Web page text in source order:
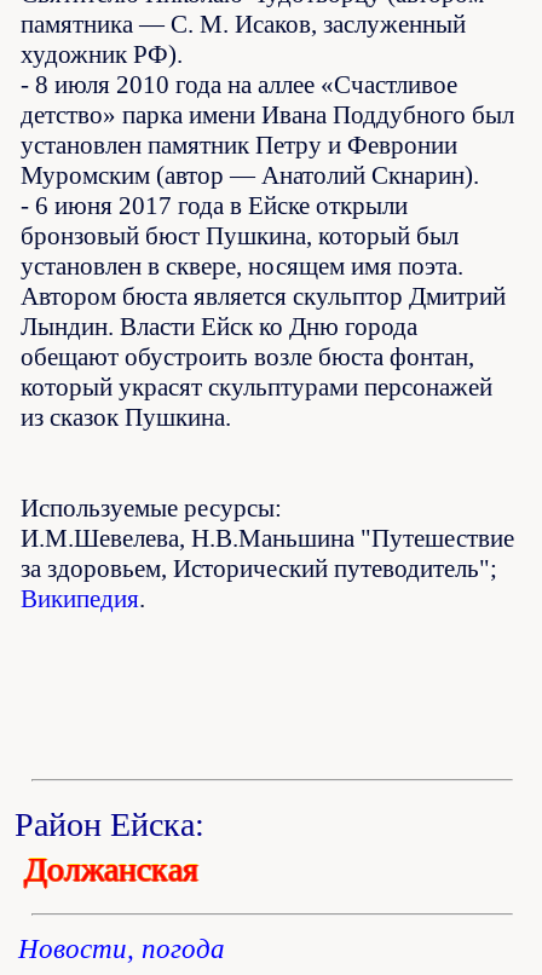
памятника — С. М. Исаков, заслуженный
художник РФ).
- 8 июля 2010 года на аллее «Счастливое
детство» парка имени Ивана Поддубного был
установлен памятник Петру и Февронии
Муромским (автор — Анатолий Скнарин).
- 6 июня 2017 года в Ейске открыли
бронзовый бюст Пушкина, который был
установлен в сквере, носящем имя поэта.
Автором бюста является скульптор Дмитрий
Лындин. Власти Ейск ко Дню города
обещают обустроить возле бюста фонтан,
который украсят скульптурами персонажей
из сказок Пушкина.
Используемые ресурсы:
И.М.Шевелева, Н.В.Маньшина "Путешествие
за здоровьем, Исторический путеводитель";
Википедия.
Район Ейска:
Должанская
Новости, погода